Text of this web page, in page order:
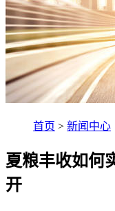
首页 > 新闻中心
夏粮丰收如何
开